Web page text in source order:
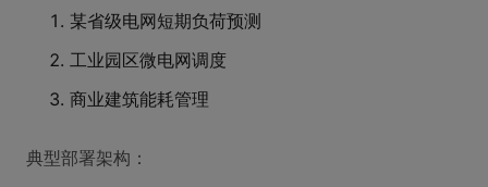
某省级电网短期负荷预测
工业园区微电网调度
商业建筑能耗管理
典型部署架构：